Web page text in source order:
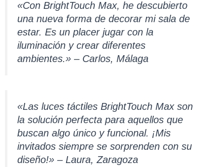
«Con BrightTouch Max, he descubierto
una nueva forma de decorar mi sala de
estar. Es un placer jugar con la
iluminación y crear diferentes
ambientes.» – Carlos, Málaga
«Las luces táctiles BrightTouch Max son
la solución perfecta para aquellos que
buscan algo único y funcional. ¡Mis
invitados siempre se sorprenden con su
diseño!» – Laura, Zaragoza